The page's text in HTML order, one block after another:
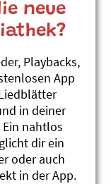
neue
Playbacks,
App
in deiner
nahtlos
dir ein
oder auch
in der App.